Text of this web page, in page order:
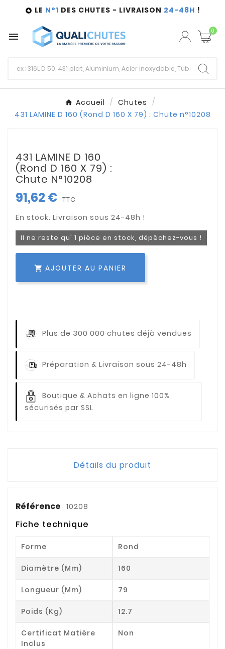
 LE N°1 DES CHUTES - LIVRAISON 24-48H !
 0
Accueil
Chutes
431 LAMINE D 160 (Rond D 160 X 79) : Chute n°10208
431 LAMINE D 160
(Rond D 160 X 79) :
Chute N°10208
91,62 € TTC
Il ne reste qu' 1 pièce en stock, dépêchez-vous !
 AJOUTER AU PANIER
Plus de 300 000 chutes déjà vendues
Préparation & Livraison sous 24-48h
Boutique & Achats en ligne 100%
sécurisés par SSL
Détails du produit
Référence 10208
Fiche technique
Forme Rond
Diamètre (mm) 160
Longueur (mm) 79
Poids (kg) 12.7
Certificat Matière
Inclus
Non